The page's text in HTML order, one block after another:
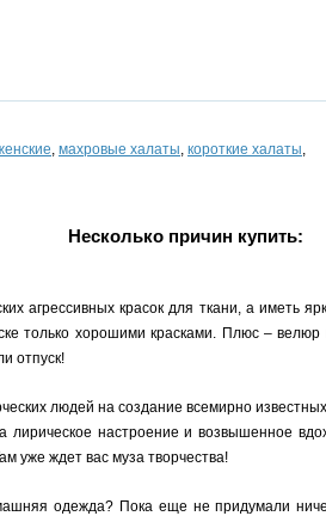
, махровые халаты, короткие халаты,
Несколько причин купить:
агрессивных красок для ткани, а иметь
только хорошими красками. Плюс –
отпуск!
людей на создание всемирно
настроение и возвышенное
уже ждет вас муза творчества!
одежда? Пока еще не придумали